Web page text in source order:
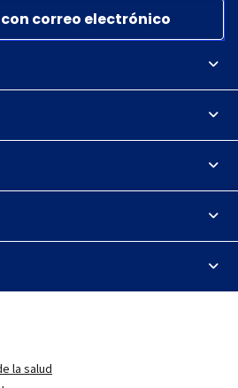
correo electrónico
la salud